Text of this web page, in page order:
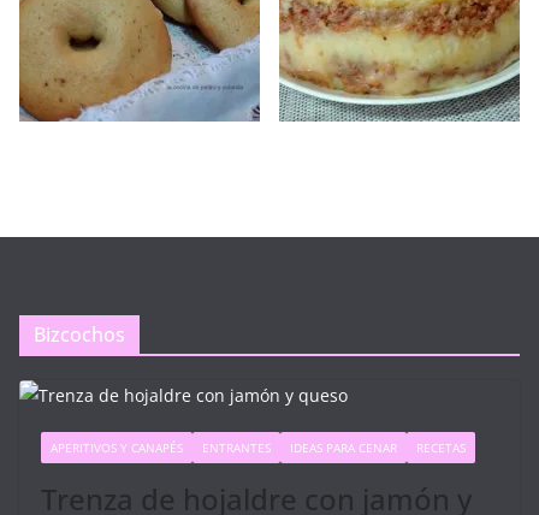
Bizcochos
APERITIVOS Y CANAPÉS ENTRANTES IDEAS PARA CENAR RECETAS
Trenza de hojaldre con jamón y